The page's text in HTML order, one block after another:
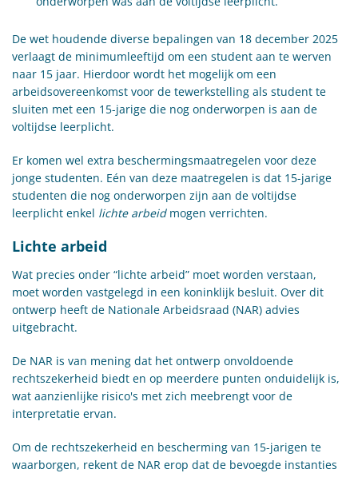
De wet houdende diverse bepalingen van 18 december 2025
verlaagt de minimumleeftijd om een student aan te werven
naar 15 jaar. Hierdoor wordt het mogelijk om een
arbeidsovereenkomst voor de tewerkstelling als student te
sluiten met een 15-jarige die nog onderworpen is aan de
voltijdse leerplicht.
Er komen wel extra beschermingsmaatregelen voor deze
jonge studenten. Eén van deze maatregelen is dat 15-jarige
studenten die nog onderworpen zijn aan de voltijdse
leerplicht enkel lichte arbeidmogen verrichten.
Lichte arbeid
Wat precies onder “lichte arbeid” moet worden verstaan,
moet worden vastgelegd in een koninklijk besluit. Over dit
ontwerp heeft de Nationale Arbeidsraad (NAR) advies
uitgebracht.
De NAR is van mening dat het ontwerp onvoldoende
rechtszekerheid biedt en op meerdere punten onduidelijk is,
wat aanzienlijke risico's met zich meebrengt voor de
interpretatie ervan.
Om de rechtszekerheid en bescherming van 15-jarigen te
waarborgen, rekent de NAR erop dat de bevoegde instanties